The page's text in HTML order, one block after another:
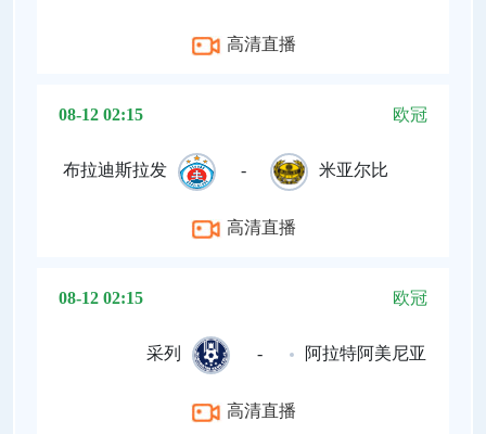
高清直播
08-12 02:15 欧冠
布拉迪斯拉发 - 米亚尔比
高清直播
08-12 02:15 欧冠
采列 - 阿拉特阿美尼亚
高清直播